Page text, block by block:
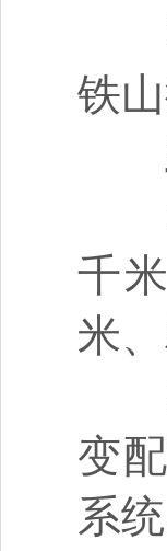
铁
1.
千
米
2.
变
系统